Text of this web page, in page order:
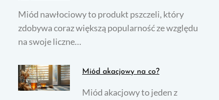
Miód nawłociowy to produkt pszczeli, który
zdobywa coraz większą popularność ze względu
na swoje liczne…
Miód akacjowy na co?
Miód akacjowy to jeden z